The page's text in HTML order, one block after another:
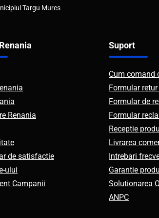
Targu Mures
Renania
de satisfactie
ului
Campanii
Suport
Cum comand
Formular
Formular de
Formular
Receptie
Livrarea
Intrebari
Garantie
Solutionarea
ANPC